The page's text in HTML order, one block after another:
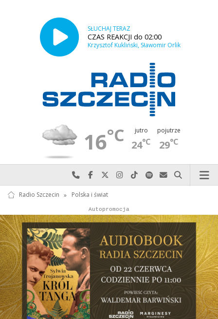
SŁUCHAJ TERAZ
CZAS REAKCJI do 02:00
Krzysztof Kukliński, Sławomir Orlik
16°C jutro
24°C
pojutrze
29°C
Najlepiej po prostu do nas zadzwoń
Odwiedź nas na Facebook-u
Odwiedź nas na X
Odwiedź nas na Instagram-ie
Odwiedź nas na TikTok-u
Szukaj nas na Spotify
Wyślij do nas
Szukaj
Radio Szczecin » Polska i świat
Autopromocja
Autopromocja
Reklama